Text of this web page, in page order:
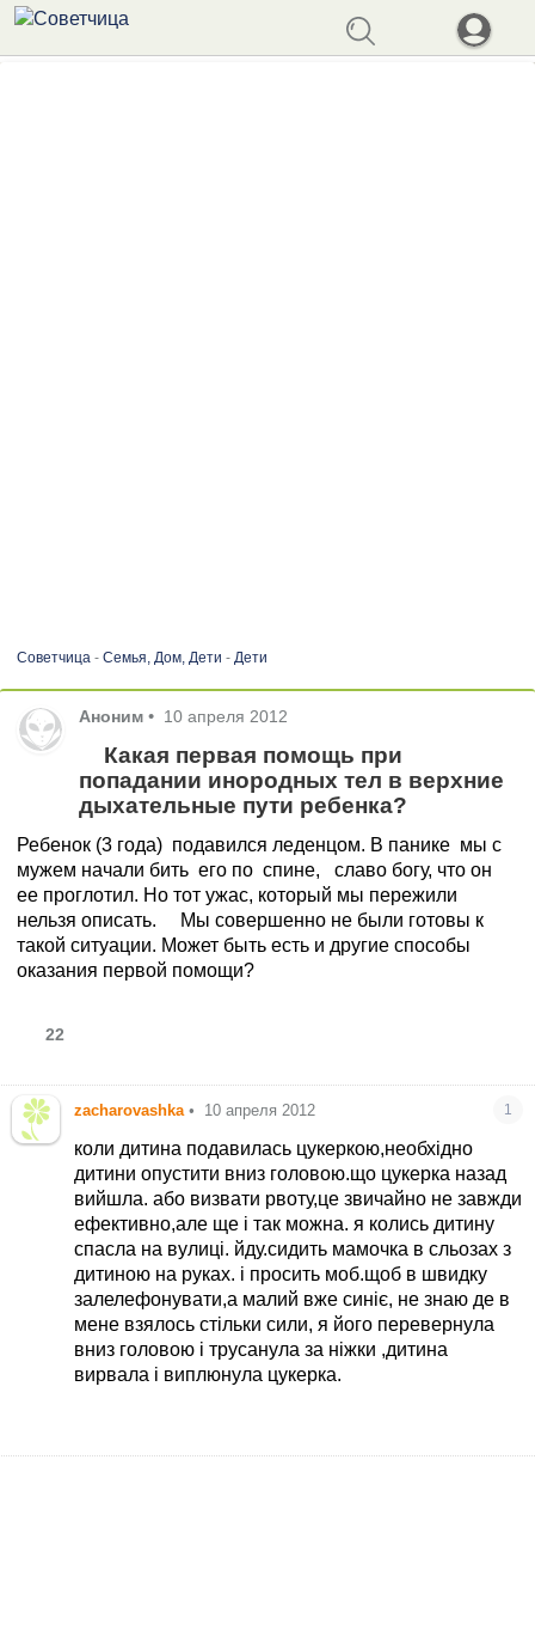
Советчица- Семья, Дом, Дети - Дети
Аноним • 10 апреля 2012
Какая первая помощь при
попадании инородных тел в верхние
дыхательные пути ребенка?
Ребенок (3 года) подавился леденцом. В панике мы с
мужем начали бить его по спине, славо богу, что он
ее проглотил. Но тот ужас, который мы пережили
нельзя описать. Мы совершенно не были готовы к
такой ситуации. Может быть есть и другие способы
оказания первой помощи?
22
zacharovashka • 10 апреля 2012 1
коли дитина подавилась цукеркою,необхідно
дитини опустити вниз головою.що цукерка назад
вийшла. або визвати рвоту,це звичайно не завжди
ефективно,але ще і так можна. я колись дитину
спасла на вулиці. йду.сидить мамочка в сльозах з
дитиною на руках. і просить моб.щоб в швидку
залелефонувати,а малий вже синіє, не знаю де в
мене взялось стільки сили, я його перевернула
вниз головою і трусанула за ніжки ,дитина
вирвала і виплюнула цукерка.